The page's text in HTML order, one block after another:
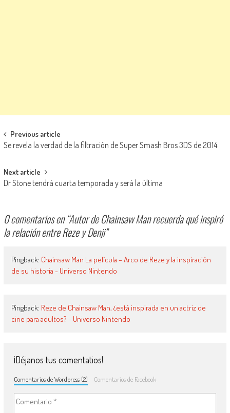
Navegación de entradas
Previous article
Se revela la verdad de la filtración de Super Smash Bros 3DS de 2014
Next article
Dr Stone tendrá cuarta temporada y será la última
0 comentarios en “Autor de Chainsaw Man recuerda qué inspiró
la relación entre Reze y Denji”
Pingback: Chainsaw Man La película – Arco de Reze y la inspiración
de su historia - Universo Nintendo
Pingback: Reze de Chainsaw Man, ¿está inspirada en un actriz de
cine para adultos? - Universo Nintendo
¡Déjanos tus comentatios!
Comentarios de Wordpress (2) Comentarios de Facebook